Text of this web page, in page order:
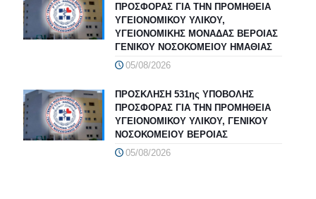
ΠΡΟΣΦΟΡΑΣ ΓΙΑ ΤΗΝ ΠΡΟΜΗΘΕΙΑ
ΥΓΕΙΟΝΟΜΙΚΟΥ ΥΛΙΚΟΥ,
ΥΓΕΙΟΝΟΜΙΚΗΣ ΜΟΝΑΔΑΣ ΒΕΡΟΙΑΣ
ΓΕΝΙΚΟΥ ΝΟΣΟΚΟΜΕΙΟΥ ΗΜΑΘΙΑΣ
05/08/2026
ΠΡΟΣΚΛΗΣΗ 531ης ΥΠΟΒΟΛΗΣ
ΠΡΟΣΦΟΡΑΣ ΓΙΑ ΤΗΝ ΠΡΟΜΗΘΕΙΑ
ΥΓΕΙΟΝΟΜΙΚΟΥ ΥΛΙΚΟΥ, ΓΕΝΙΚΟΥ
ΝΟΣΟΚΟΜΕΙΟΥ ΒΕΡΟΙΑΣ
05/08/2026